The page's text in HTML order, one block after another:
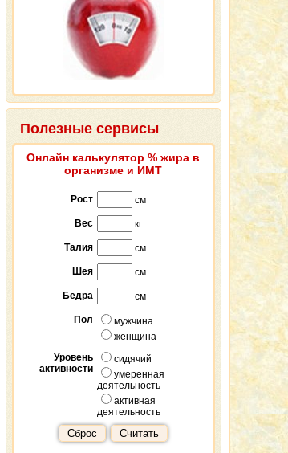
Полезные сервисы
Онлайн калькулятор % жира в
организме и ИМТ
Рост см
Вес кг
Талия см
Шея см
Бедра см
Пол
мужчина
женщина
Уровень
активности
сидячий
умеренная
деятельность
активная
деятельность
Сброс Считать